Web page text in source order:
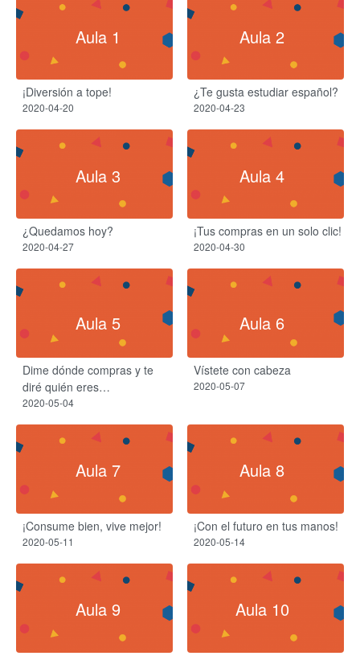
Aula 1
¡Diversión a tope!
2020-04-20
Aula 2
¿Te gusta estudiar español?
2020-04-23
Aula 3
¿Quedamos hoy?
2020-04-27
Aula 4
¡Tus compras en un solo clic!
2020-04-30
Aula 5
Dime dónde compras y te
diré quién eres…
2020-05-04
Aula 6
Vístete con cabeza
2020-05-07
Aula 7
¡Consume bien, vive mejor!
2020-05-11
Aula 8
¡Con el futuro en tus manos!
2020-05-14
Aula 9 Aula 10